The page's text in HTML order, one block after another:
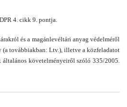
4. cikk 9. pontja.
és a magánlevéltári anyag védelméről
továbbiakban: Ltv.), illetve a közfeladatot
általános követelményeiről szóló 335/2005.